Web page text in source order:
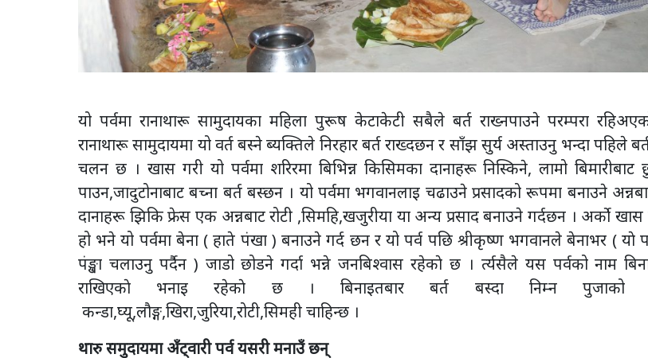
यो पर्वमा रानाथारू सामुदायका महिला पुरूष केटाकेटी सबैले बर्त राख्नपाउने परम्परा
रानाथारू सामुदायमा यो वर्त बस्ने ब्यक्तिले निरहार बर्त राख्दछन र साँझ सुर्य अस्ताउनु भन्दा पहिले
चलन छ । खास गरी यो पर्वमा शरिरमा बिभिन्न किसिमका दानाहरू निस्किने, लामो बिमारीबाट
पाउन,जादुटोनाबाट बच्ना बर्त बस्छन । यो पर्वमा भगवानलाइ चढाउने प्रसादको रूपमा बनाउने
दानाहरू झिकि फ्रेस एक अन्नबाट रोटी ,सिमहि,खजुरीया या अन्य प्रसाद बनाउने गर्दछन । अर्को
हो भने यो पर्वमा बेना ( हाते पंखा ) बनाउने गर्द छन र यो पर्व पछि श्रीकृष्ण भगवानले बेनाभर ( याे
पंङ्खा चलाउनु पर्दैन ) जाडो छोडने गर्दा भन्ने जनबिश्वास रहेकाे छ । र्त्यसैले यस पर्वको नाम
राखिएकाे भनाइ रहेकाे छ । बिनाइतबार बर्त बस्दा निम्न पुजाको
कन्डा,घ्यू,लौङ्ग,खिरा,जुरिया,रोटी,सिमही चाहिन्छ ।
थारु समुदायमा अँट्वारी पर्व यसरी मनाउँ छन्